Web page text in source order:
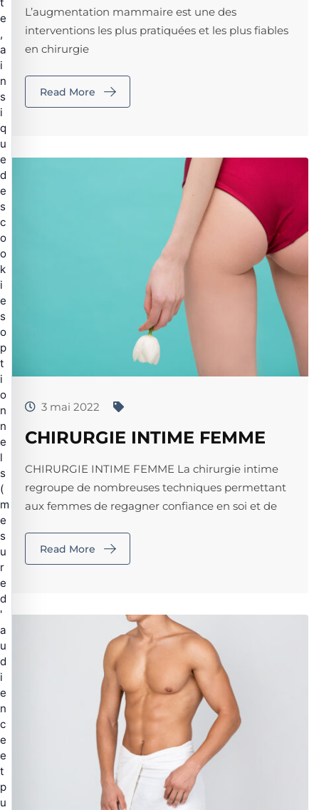
L’augmentation mammaire est une des
interventions les plus pratiquées et les plus fiables
en chirurgie
Read More
3 mai 2022
CHIRURGIE INTIME FEMME
CHIRURGIE INTIME FEMME La chirurgie intime
regroupe de nombreuses techniques permettant
aux femmes de regagner confiance en soi et de
Read More
e
,
a
i
n
s
i
q
u
e
d
e
s
c
o
o
k
i
e
s
o
p
t
i
o
n
n
e
l
s
(
m
e
s
u
r
e
d
'
a
u
d
i
e
n
c
e
e
t
p
u